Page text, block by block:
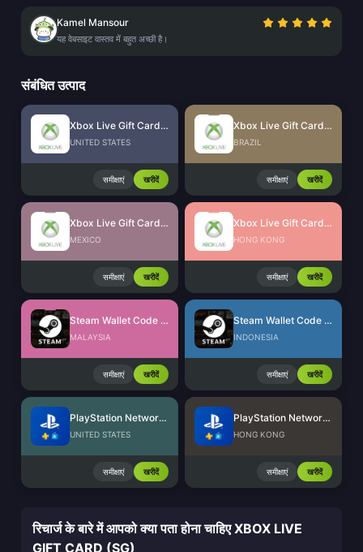
Kamel Mansour
यह वेबसाइट वास्तव में बहुत अच्छी है।
संबंधित उत्पाद
Xbox Live Gift Card (US)
UNITED STATES
समीक्षाएं खरीदें
Xbox Live Gift Card (BR)
BRAZIL
समीक्षाएं खरीदें
Xbox Live Gift Card (MX)
MEXICO
समीक्षाएं खरीदें
Xbox Live Gift Card (HK)
HONG KONG
समीक्षाएं खरीदें
Steam Wallet Code (MYR)
MALAYSIA
समीक्षाएं खरीदें
Steam Wallet Code (IDR)
INDONESIA
समीक्षाएं खरीदें
PlayStation Network Card (US)
UNITED STATES
समीक्षाएं खरीदें
PlayStation Network Card (HK)
HONG KONG
समीक्षाएं खरीदें
रिचार्ज के बारे में आपको क्या पता होना चाहिए XBOX LIVE
GIFT CARD (SG)